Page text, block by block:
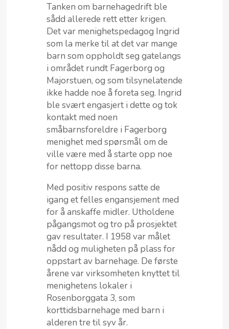
Tanken om barnehagedrift ble
sådd allerede rett etter krigen.
Det var menighetspedagog Ingrid
som la merke til at det var mange
barn som oppholdt seg gatelangs
i området rundt Fagerborg og
Majorstuen, og som tilsynelatende
ikke hadde noe å foreta seg. Ingrid
ble svært engasjert i dette og tok
kontakt med noen
småbarnsforeldre i Fagerborg
menighet med spørsmål om de
ville være med å starte opp noe
for nettopp disse barna.
Med positiv respons satte de
igang et felles engansjement med
for å anskaffe midler. Utholdene
pågangsmot og tro på prosjektet
gav resultater. I 1958 var målet
nådd og muligheten på plass for
oppstart av barnehage. De første
årene var virksomheten knyttet til
menighetens lokaler i
Rosenborggata 3, som
korttidsbarnehage med barn i
alderen tre til syv år.